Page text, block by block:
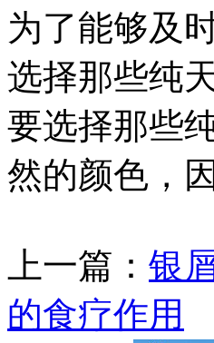
为了能够及
选择那些纯
要选择那些
然的颜色，
上一篇： 银
的食疗作用